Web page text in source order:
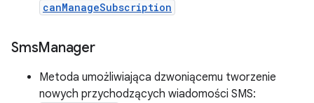
canManageSubscription
SmsManager
Metoda umożliwiająca dzwoniącemu tworzenie
nowych przychodzących wiadomości SMS: